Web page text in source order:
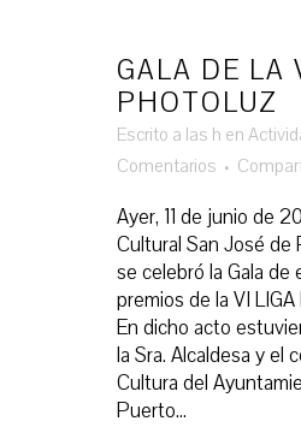
GALA DE LA
PHOTOLUZ
Escrito a las h en
Comentarios
Ayer, 11 de junio de
Cultural San José de
se celebró la Gala de
premios de la VI
En dicho acto
la Sra. Alcaldesa y el
Cultura del
Puerto...